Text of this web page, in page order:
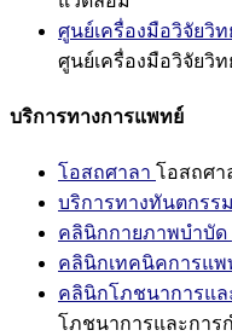
ศูนย์เครื่องมือวิจัยวิ
ศูนย์เครื่องมือวิจัยวิ
บริการทางการแพทย์
โอสถศาลา โอสถศา
บริการทางทันตกรรม
คลินิกกายภาพบำบัด
คลินิกเทคนิคการแพ
คลินิกโภชนาการแ
โภชนาการและการ